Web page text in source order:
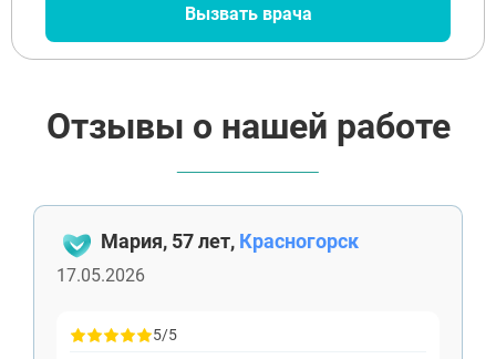
Вызвать врача
Отзывы о нашей работе
Мария, 57 лет, Красногорск
17.05.2026
5/5
Пущино
Черноголовка
Краснозаводск
Яхрома
Дрезна
Пересвет